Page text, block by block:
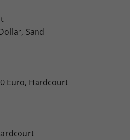
Sand
Euro, Hardcourt